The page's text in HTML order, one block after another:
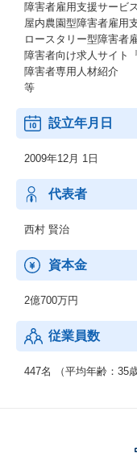
障害者雇用支援サービ
屋内農園型障害者雇用
ロースタリー型障害者
障害者向け求人サイト
障害者専用人材紹介
等
設立年月日
2009年12月 1日
代表者
西村 賢治
資本金
2億700万円
従業員数
447名 （平均年齢：35歳